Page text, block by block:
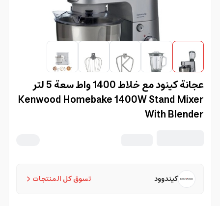
عجانة كينود مع خلاط 1400 واط سعة 5 لتر
Kenwood Homebake 1400W Stand Mixer
With Blender
تسوق كل المنتجات كيندوود